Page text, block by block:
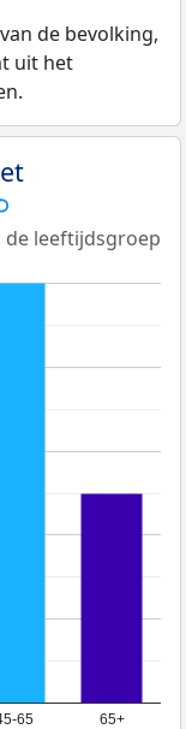
de bevolking,
uit het
de leeftijdsgroep
65 65+